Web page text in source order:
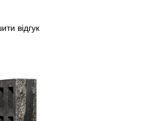
відгук